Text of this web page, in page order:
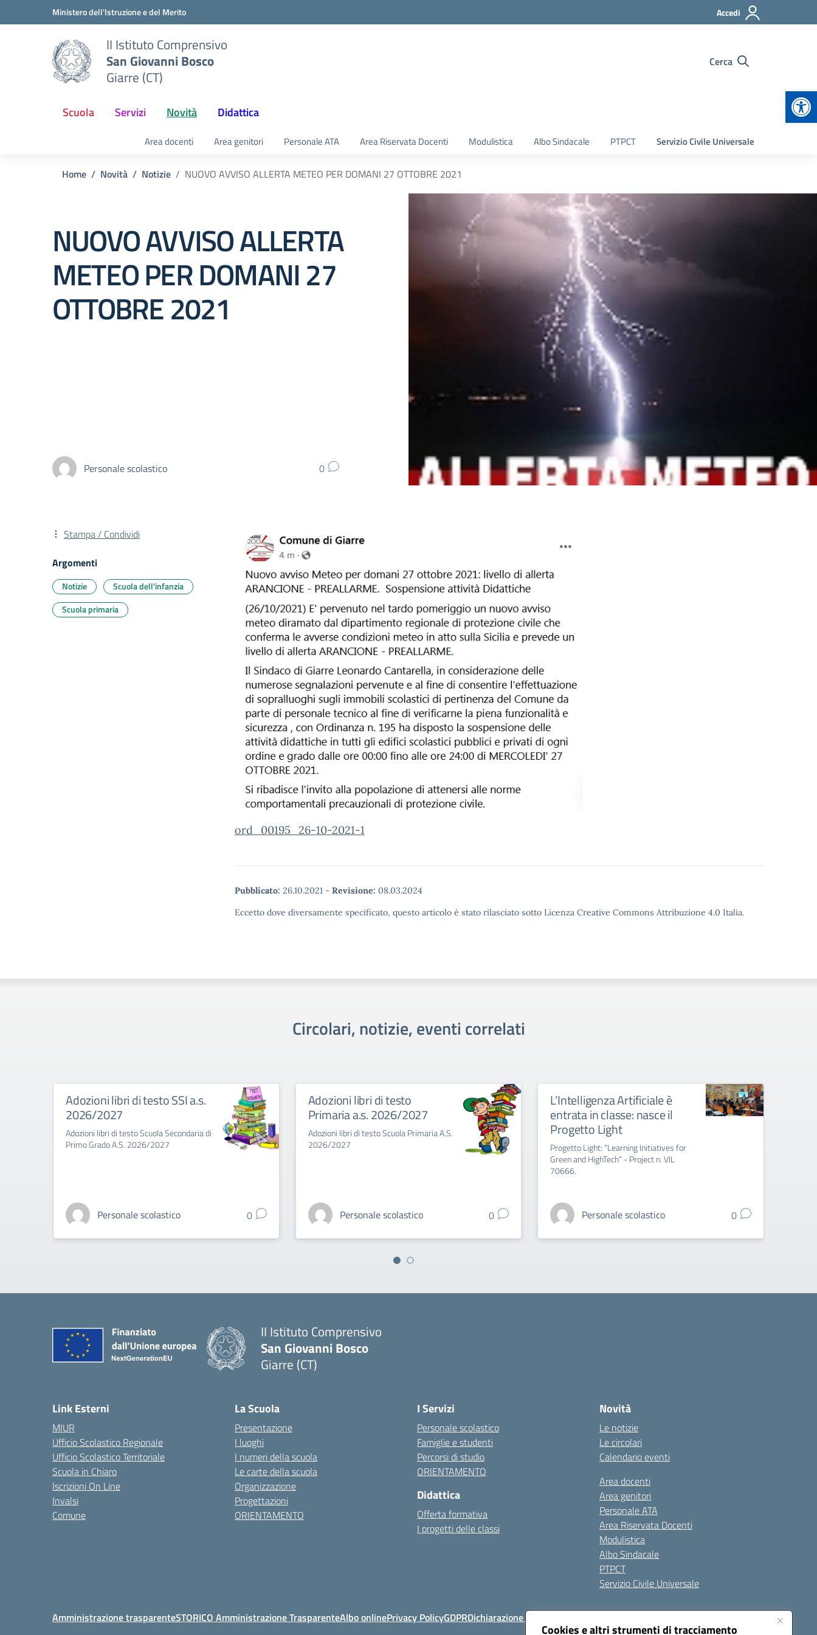
Cookies e altri strumenti di tracciamento
Vai ai contenuti
Vai al menu di navigazioneMinistero dell'Istruzione e del Merito Accedi
II Istituto Comprensivo
San Giovanni Bosco
Giarre (CT)
Cerca
Scuola Servizi Novità Didattica
Area docenti Area genitori Personale ATA Area Riservata Docenti Modulistica Albo Sindacale PTPCT Servizio Civile Universale
Home Novità Notizie NUOVO AVVISO ALLERTA METEO PER DOMANI 27 OTTOBRE 2021
NUOVO AVVISO ALLERTA
METEO PER DOMANI 27
OTTOBRE 2021
Personale scolastico 0
ord_00195_26-10-2021-1
Pubblicato: 26.10.2021 - Revisione: 08.03.2024
Eccetto dove diversamente specificato, questo articolo è stato rilasciato sotto Licenza Creative Commons Attribuzione 4.0 Italia.
Stampa / Condividi
Argomenti
Notizie
Scuola dell'infanzia
Scuola primaria
Circolari, notizie, eventi correlati
Adozioni libri di testo SSI a.s.
2026/2027
Adozioni libri di testo Scuola Secondaria di
Primo Grado A.S. 2026/2027
Personale scolastico 0
Adozioni libri di testo
Primaria a.s. 2026/2027
Adozioni libri di testo Scuola Primaria A.S.
2026/2027
Personale scolastico 0
L’Intelligenza Artificiale è
entrata in classe: nasce il
Progetto Light
Progetto Light: “Learning Initiatives for
Green and HighTech” - Project n. VIL
70666.
Personale scolastico 0
II Istituto Comprensivo
San Giovanni Bosco
Giarre (CT)
Link Esterni
MIUR
Ufficio Scolastico Regionale
Ufficio Scolastico Territoriale
Scuola in Chiaro
Iscrizioni On Line
Invalsi
Comune
La Scuola
Presentazione
I luoghi
I numeri della scuola
Le carte della scuola
Organizzazione
Progettazioni
ORIENTAMENTO
I Servizi
Personale scolastico
Famiglie e studenti
Percorsi di studio
ORIENTAMENTO
Didattica
Offerta formativa
I progetti delle classi
Novità
Le notizie
Le circolari
Calendario eventi
Area docenti
Area genitori
Personale ATA
Area Riservata Docenti
Modulistica
Albo Sindacale
PTPCT
Servizio Civile Universale
Amministrazione trasparenteSTORICO Amministrazione TrasparenteAlbo onlinePrivacy PolicyGDPRDichiarazione di accessibilità